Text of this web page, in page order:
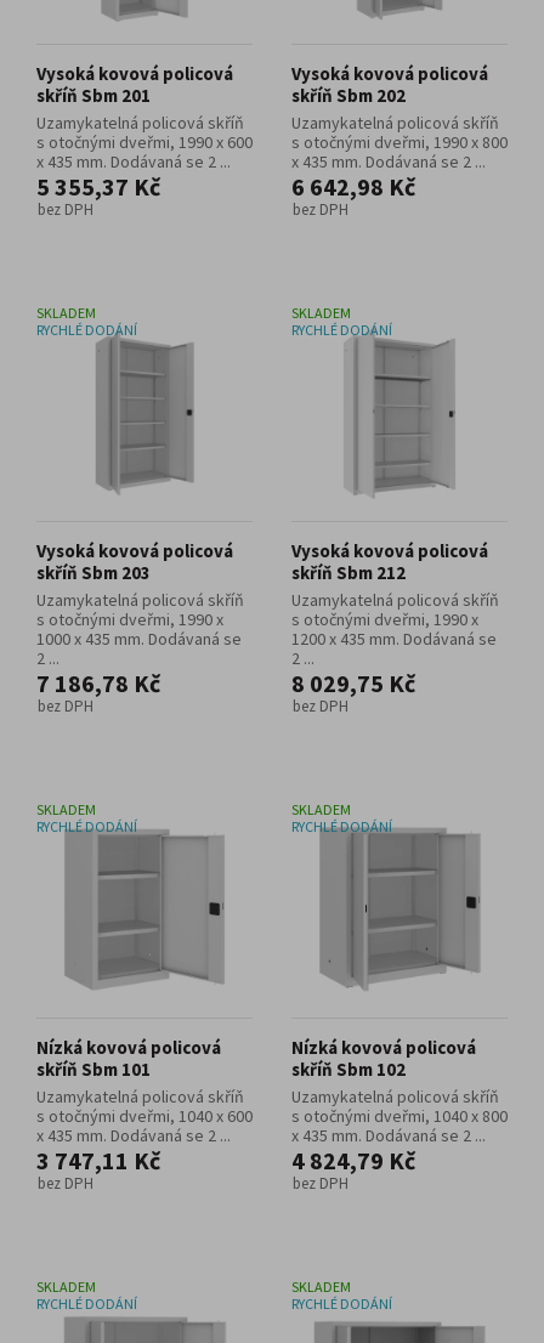
Vysoká kovová policová
skříň Sbm 201
Uzamykatelná policová skříň
s otočnými dveřmi, 1990 x 600
x 435 mm. Dodávaná se 2 ...
5 355,37 Kč
bez DPH
Vysoká kovová policová
skříň Sbm 202
Uzamykatelná policová skříň
s otočnými dveřmi, 1990 x 800
x 435 mm. Dodávaná se 2 ...
6 642,98 Kč
bez DPH
SKLADEM
RYCHLÉ DODÁNÍ
Vysoká kovová policová
skříň Sbm 203
Uzamykatelná policová skříň
s otočnými dveřmi, 1990 x
1000 x 435 mm. Dodávaná se
2 ...
7 186,78 Kč
bez DPH
SKLADEM
RYCHLÉ DODÁNÍ
Vysoká kovová policová
skříň Sbm 212
Uzamykatelná policová skříň
s otočnými dveřmi, 1990 x
1200 x 435 mm. Dodávaná se
2 ...
8 029,75 Kč
bez DPH
SKLADEM
RYCHLÉ DODÁNÍ
Nízká kovová policová
skříň Sbm 101
Uzamykatelná policová skříň
s otočnými dveřmi, 1040 x 600
x 435 mm. Dodávaná se 2 ...
3 747,11 Kč
bez DPH
SKLADEM
RYCHLÉ DODÁNÍ
Nízká kovová policová
skříň Sbm 102
Uzamykatelná policová skříň
s otočnými dveřmi, 1040 x 800
x 435 mm. Dodávaná se 2 ...
4 824,79 Kč
bez DPH
SKLADEM
RYCHLÉ DODÁNÍ
SKLADEM
RYCHLÉ DODÁNÍ